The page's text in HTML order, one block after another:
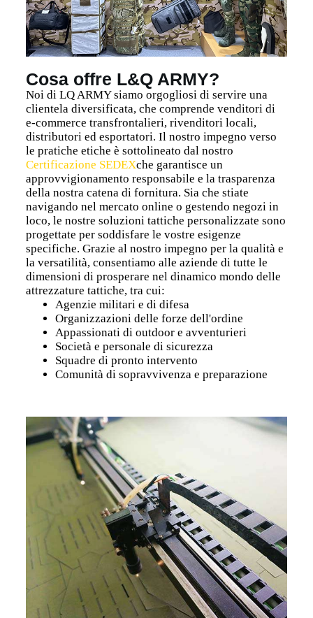
Cosa offre L&Q ARMY?
Noi di LQ ARMY siamo orgogliosi di servire una
clientela diversificata, che comprende venditori di
e-commerce transfrontalieri, rivenditori locali,
distributori ed esportatori. Il nostro impegno verso
le pratiche etiche è sottolineato dal nostro
Certificazione SEDEXche garantisce un
approvvigionamento responsabile e la trasparenza
della nostra catena di fornitura. Sia che stiate
navigando nel mercato online o gestendo negozi in
loco, le nostre soluzioni tattiche personalizzate sono
progettate per soddisfare le vostre esigenze
specifiche. Grazie al nostro impegno per la qualità e
la versatilità, consentiamo alle aziende di tutte le
dimensioni di prosperare nel dinamico mondo delle
attrezzature tattiche, tra cui:
Agenzie militari e di difesa
Organizzazioni delle forze dell'ordine
Appassionati di outdoor e avventurieri
Società e personale di sicurezza
Squadre di pronto intervento
Comunità di sopravvivenza e preparazione